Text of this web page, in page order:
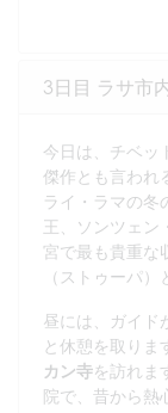
3日目 ラサ市
今日は、チベッ
傑作とも言われ
ライ・ラマの冬
王、ソンツェン
宮で最も貴重な
（ストゥーパ
昼には、ガイド
と休憩を取りま
カン寺を訪れま
院で、昔から熱